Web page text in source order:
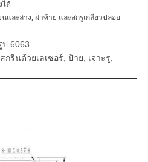
ได้
และล่าง, ฝาท้าย และสกรูเกลียวปล่อย
6063
กรีนด้วยเลเซอร์, ป้าย, เจาะรู,